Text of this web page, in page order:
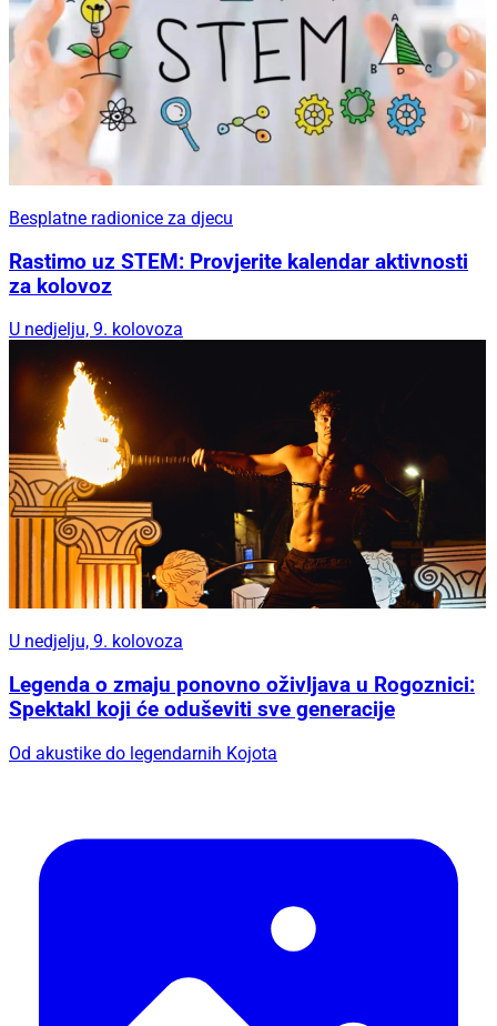
Besplatne radionice za djecu
Rastimo uz STEM: Provjerite kalendar aktivnosti
za kolovoz
U nedjelju, 9. kolovoza
U nedjelju, 9. kolovoza
Legenda o zmaju ponovno oživljava u Rogoznici:
Spektakl koji će oduševiti sve generacije
Od akustike do legendarnih Kojota